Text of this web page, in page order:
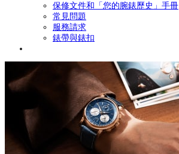
保修文件和「您的腕錶歷史」手冊
常見問題
服務請求
錶帶與錶扣